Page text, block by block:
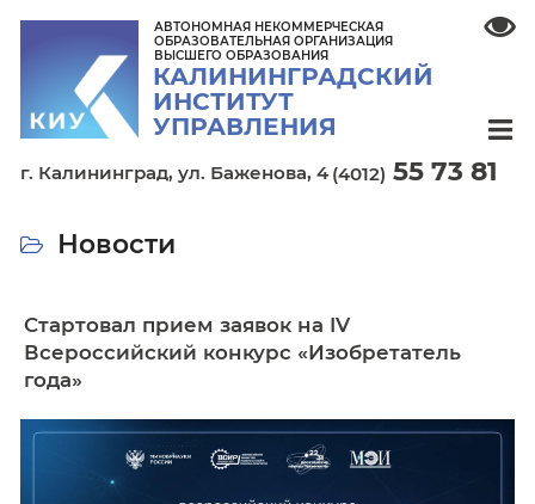
АВТОНОМНАЯ НЕКОММЕРЧЕСКАЯ
ОБРАЗОВАТЕЛЬНАЯ ОРГАНИЗАЦИЯ
ВЫСШЕГО ОБРАЗОВАНИЯ
КАЛИНИНГРАДСКИЙ
ИНСТИТУТ
Стартовал прием заявок на IV
Всероссийский конкурс